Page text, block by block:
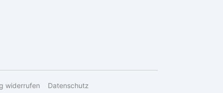
widerrufen Datenschutz